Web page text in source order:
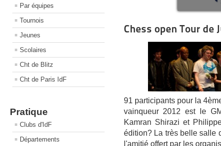
Par équipes
Tournois
Jeunes
Scolaires
Cht de Blitz
Cht de Paris IdF
Pratique
Clubs d'IdF
Départements
Chess open Tour de
91 participants pour la
vainqueur 2012 est le
Kamran Shirazi et
édition? La très belle salle
l'amitié offert par les